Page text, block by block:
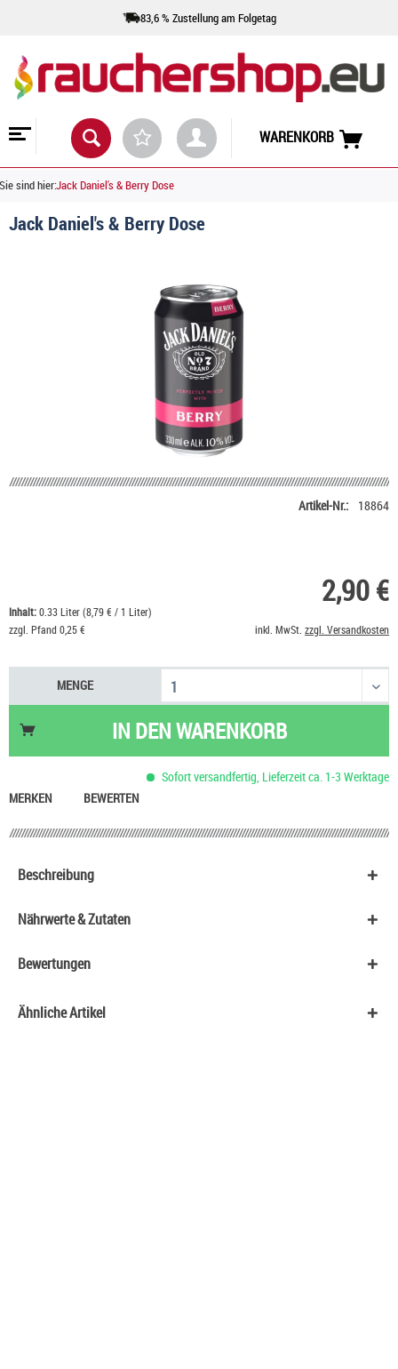
83,6 % Zustellung am Folgetag
WARENKORB
Sie sind hier:Jack Daniel's & Berry Dose
Jack Daniel's & Berry Dose
Artikel-Nr.: 18864
2,90 €
Inhalt:0.33 Liter (8,79 € / 1 Liter)
zzgl. Pfand 0,25 €
inkl. MwSt. zzgl. Versandkosten
MENGE
IN DENWARENKORB
Sofort versandfertig, Lieferzeit ca. 1-3 Werktage
MERKEN
BEWERTEN
Beschreibung
Nährwerte & Zutaten
Bewertungen
Ähnliche Artikel